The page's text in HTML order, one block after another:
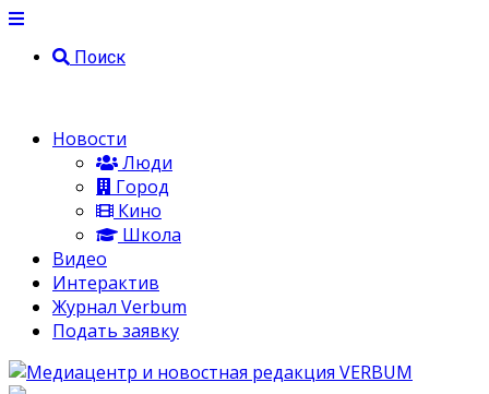
Поиск
Новости
Люди
Город
Кино
Школа
Видео
Интерактив
Журнал Verbum
Подать заявку